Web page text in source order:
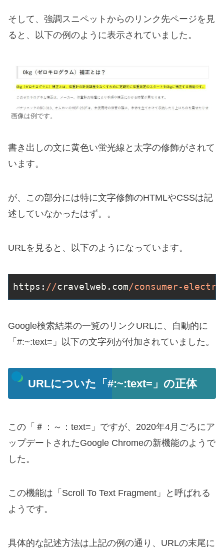
そして、強調スニペットからのリンク先ページを見
ると、以下の例のように表示されていました。
画像は例です。
書き出しの文に黄色い蛍光線と太字の修飾がされて
います。
が、この部分には特に文字修飾のHTMLやCSSは記
述していなかったはず。。
URLを見ると、以下のようになっています。
https: //cravelweb.com/consumer-
Google検索結果の一覧のリンクURLに、自動的に
「#:~:text=」以下の文字列が付加されていました。
URLについた「#:~:text=」の正体
この「＃：～：text=」ですが、2020年4月ごろにア
ップデートされたGoogle Chromeの新機能のようで
した。
この機能は「Scroll To Text Fragment」と呼ばれる
ようです。
具体的な記述方法は上記の例の通り、URLの末尾に